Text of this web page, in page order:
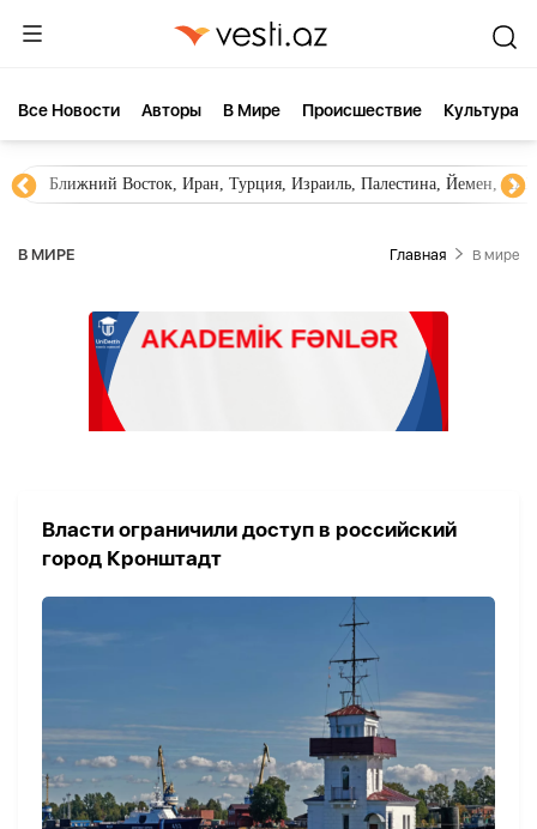
Все Новости Aвторы В Мире Происшествие Культура
Ближний Восток, Иран, Турция, Израиль, Палестина, Йемен,
В МИРЕ Главная В мире
Власти ограничили доступ в российский
город Кронштадт